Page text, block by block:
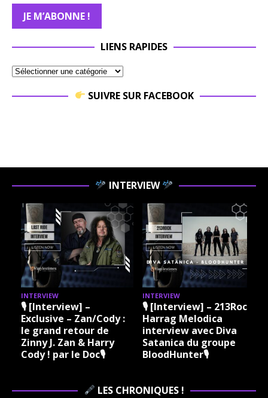
LIENS RAPIDES
SUIVRE SUR FACEBOOK
INTERVIEW
INTERVIEW
🎙 [Interview] –
Exclusive – Zan/Cody :
le grand retour de
Zinny J. Zan & Harry
Cody ! par le Doc🎙
INTERVIEW
🎙 [Interview] – 213Rock
Harrag Melodica
interview avec Diva
Satanica du groupe
BloodHunter🎙
LES CHRONIQUES !